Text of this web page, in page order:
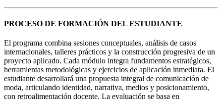
PROCESO DE FORMACIÓN DEL ESTUDIANTE
El programa combina sesiones conceptuales, análisis de casos
internacionales, talleres prácticos y la construcción progresiva de un
proyecto aplicado. Cada módulo integra fundamentos estratégicos,
herramientas metodológicas y ejercicios de aplicación inmediata. El
estudiante desarrollará una propuesta integral de comunicación de
moda, articulando identidad, narrativa, medios y posicionamiento,
con retroalimentación docente. La evaluación se basa en